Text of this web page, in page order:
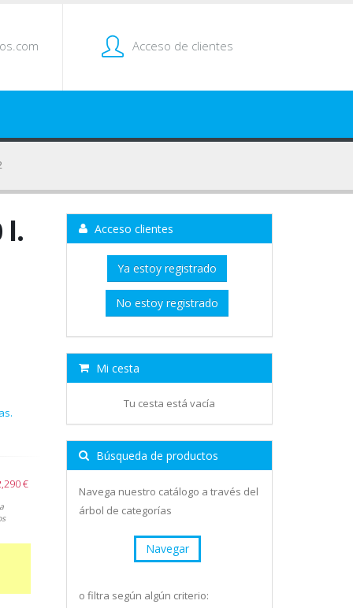
Acceso de clientes
l.
€
Acceso clientes
Ya estoy registrado
No estoy registrado
Mi cesta
Tu cesta está vacía
Búsqueda de productos
Navega nuestro catálogo a través del
árbol de categorías
Navegar
o filtra según algún criterio: